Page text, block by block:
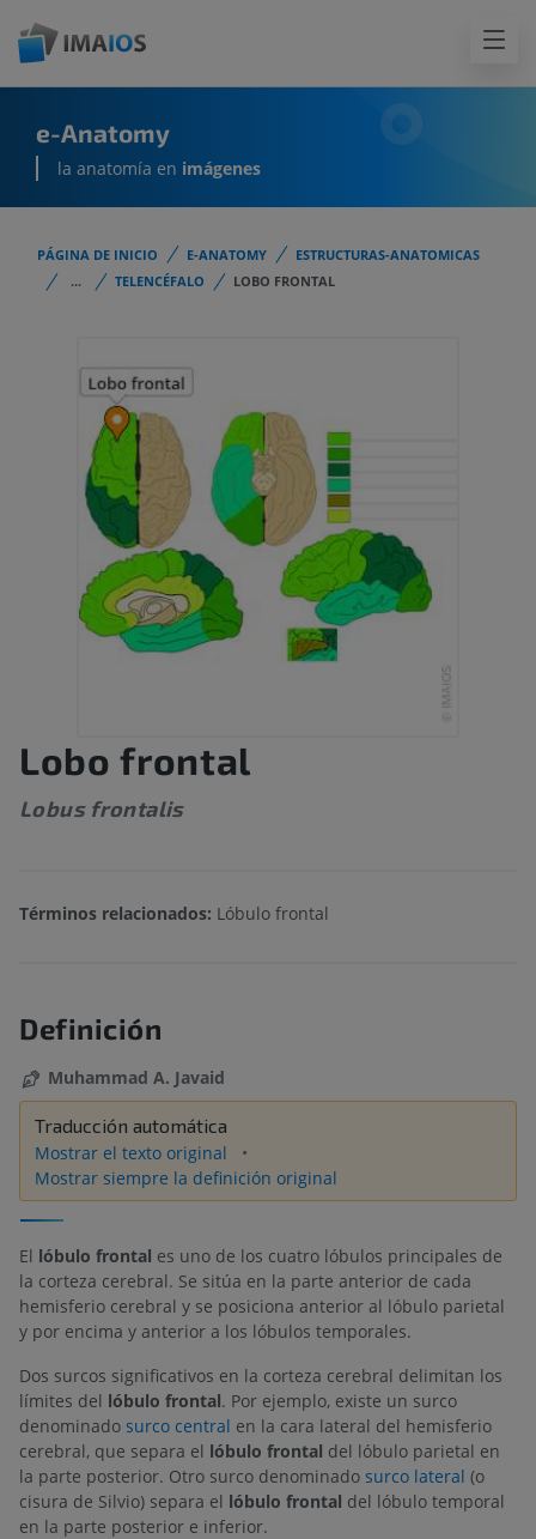
e-Anatomy
la anatomía en imágenes
PÁGINA DE INICIO E-ANATOMY
ESTRUCTURAS-ANATOMICAS
...
TELENCÉFALO LOBO FRONTAL
Lobo frontal
Lobus frontalis
Términos relacionados: Lóbulo frontal
Definición
Muhammad A. Javaid
Traducción automática
Mostrar el texto original
Mostrar siempre la definición original
El lóbulo frontal es uno de los cuatro lóbulos principales de
la corteza cerebral. Se sitúa en la parte anterior de cada
hemisferio cerebral y se posiciona anterior al lóbulo parietal
y por encima y anterior a los lóbulos temporales.
Dos surcos significativos en la corteza cerebral delimitan los
límites del lóbulo frontal. Por ejemplo, existe un surco
denominado surco central en la cara lateral del hemisferio
cerebral, que separa el lóbulo frontal del lóbulo parietal en
la parte posterior. Otro surco denominado surco lateral (o
cisura de Silvio) separa el lóbulo frontal del lóbulo temporal
en la parte posterior e inferior.